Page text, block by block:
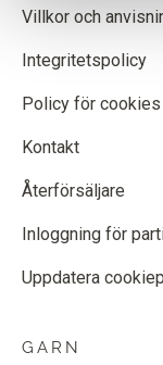
Villkor och
Integritetspolicy
Policy för cookies
Kontakt
Återförsäljare
Inloggning för
Uppdatera
GARN